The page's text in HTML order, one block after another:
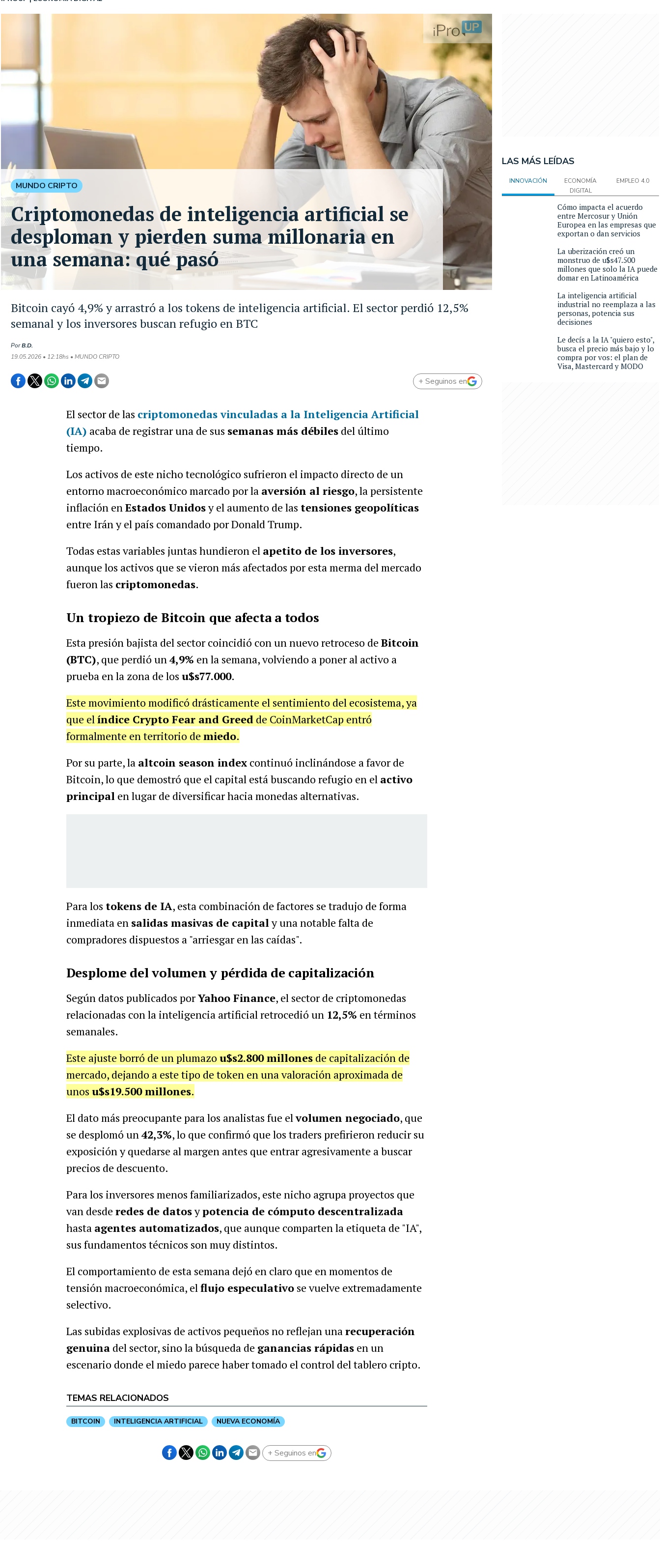
Bitcoin cayó 4,9% y arrastró a los tokens de inteligencia artificial. El sector perdió 12,5%
semanal y los inversores buscan refugio en BTC
PorB.D.
19.05.2026 • 12:18hs • MUNDO CRIPTO
MUNDO CRIPTO
Criptomonedas de inteligencia artificial se
desploman y pierden suma millonaria en
una semana: qué pasó
+ Seguinos en
El sector de las criptomonedas vinculadas a la Inteligencia Artificial
(IA) acaba de registrar una de sus semanas más débilesdel último
tiempo.
Los activos de este nicho tecnológico sufrieron el impacto directo de un
entorno macroeconómico marcado por la aversión al riesgo, la persistente
inflación enEstados Unidosy el aumento de las tensiones geopolíticas
entre Irán y el país comandado por Donald Trump.
Todas estas variables juntas hundieron el apetito de los inversores,
aunque los activos que se vieron más afectados por esta merma del mercado
fueron las criptomonedas.
Un tropiezo de Bitcoin que afecta a todos
Esta presión bajista del sector coincidió con un nuevo retroceso de Bitcoin
(BTC), que perdió un4,9% en la semana, volviendo a poner al activo a
prueba en la zona de los u$s77.000.
Este movimiento modificó drásticamente el sentimiento del ecosistema, ya
que elíndice Crypto Fear and Greedde CoinMarketCap entró
formalmente en territorio de miedo.
Por su parte, la altcoin season indexcontinuó inclinándose a favor de
Bitcoin, lo que demostró que el capital está buscando refugio en el activo
principal en lugar de diversificar hacia monedas alternativas.
Para los tokens de IA, esta combinación de factores se tradujo de forma
inmediata en salidas masivas de capitaly una notable falta de
compradores dispuestos a "arriesgar en las caídas".
Desplome del volumen y pérdida de capitalización
Según datos publicados porYahoo Finance, el sector de criptomonedas
relacionadas con la inteligencia artificial retrocedió un 12,5% en términos
semanales.
Este ajuste borró de un plumazo u$s2.800 millonesde capitalización de
mercado, dejando a este tipo de token en una valoración aproximada de
unos u$s19.500 millones.
El dato más preocupante para los analistas fue elvolumen negociado, que
se desplomó un42,3%, lo que confirmó que los traders prefirieron reducir su
exposición y quedarse al margen antes que entrar agresivamente a buscar
precios de descuento.
Para los inversores menos familiarizados, este nicho agrupa proyectos que
van desde redes de datosypotencia de cómputo descentralizada
hasta agentes automatizados, que aunque comparten la etiqueta de "IA",
sus fundamentos técnicos son muy distintos.
El comportamiento de esta semana dejó en claro que en momentos de
tensión macroeconómica, elflujo especulativose vuelve extremadamente
selectivo.
Las subidas explosivas de activos pequeños no reflejan unarecuperación
genuinadel sector, sino la búsqueda de ganancias rápidasen un
escenario donde el miedo parece haber tomado el control del tablero cripto.
TEMAS RELACIONADOS
BITCOIN INTELIGENCIA ARTIFICIAL NUEVA ECONOMÍA
+ Seguinos en
LAS MÁS LEÍDAS
INNOVACIÓN
ECONOMÍA
DIGITAL
EMPLEO 4.0
Cómo impacta el acuerdo
entre Mercosur y Unión
Europea en las empresas que
exportan o dan servicios
La uberización creó un
monstruo de u$s47.500
millones que solo la IA puede
domar en Latinoamérica
La inteligencia artificial
industrial no reemplaza a las
personas, potencia sus
decisiones
Le decís a la IA "quiero esto",
busca el precio más bajo y lo
compra por vos: el plan de
Visa, Mastercard y MODO